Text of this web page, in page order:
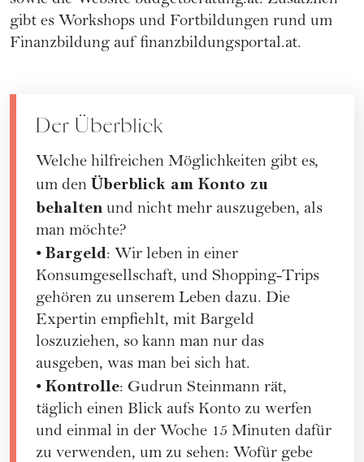
gibt es Workshops und Fortbildungen rund um
Finanzbildung auf finanzbildungsportal.at.
Der Überblick
Welche hilfreichen Möglichkeiten gibt es,
um den Überblick am Konto zu
behalten und nicht mehr auszugeben, als
man möchte?
• Bargeld: Wir leben in einer
Konsumgesellschaft, und Shopping-Trips
gehören zu unserem Leben dazu. Die
Expertin empfiehlt, mit Bargeld
loszuziehen, so kann man nur das
ausgeben, was man bei sich hat.
• Kontrolle: Gudrun Steinmann rät,
täglich einen Blick aufs Konto zu werfen
und einmal in der Woche 15 Minuten dafür
zu verwenden, um zu sehen: Wofür gebe